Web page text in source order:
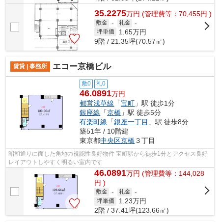
35.2275万円 (管理費等：70,455円 )
敷金 - 礼金 -
坪単価 1.65万円
9階 / 21.35坪(70.57㎡)
賃貸 | 事務所 エコー京橋ビル
敷0 礼0
46.0891万円
都営浅草線 「宝町 」駅 徒歩1分
銀座線 「京橋 」駅 徒歩5分
有楽町線 「銀座一丁目 」駅 徒歩8分
築51年 / 10階建
東京都中央区京橋３丁目
昭和通りに面した角地の視認性良好物件 宝町駅から徒歩1分とアクセス良好
レイアウトしやすく明るい室内です
46.0891万円 (管理費等：144,028
円 )
敷金 - 礼金 -
坪単価 1.23万円
2階 / 37.41坪(123.66㎡)